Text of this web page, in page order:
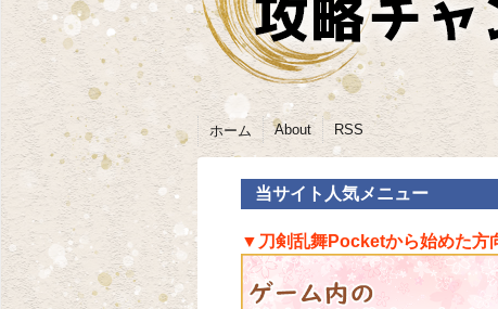
ホーム About RSS
当サイト人気メニュー
▼刀剣乱舞Pocketから始めた方